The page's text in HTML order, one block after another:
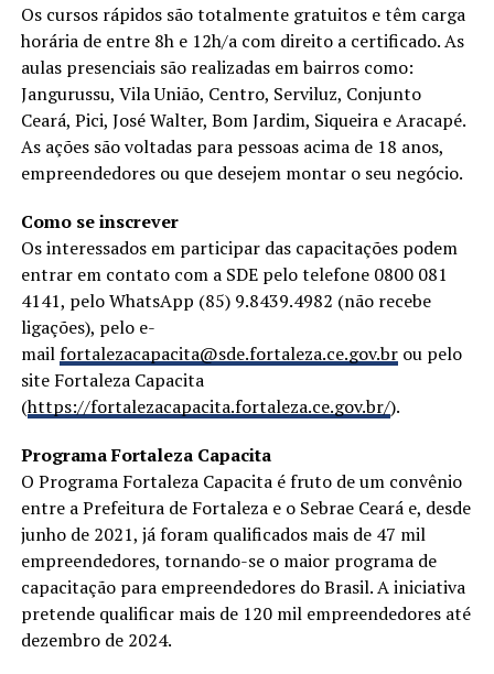
Os cursos rápidos são totalmente gratuitos e têm carga
horária de entre 8h e 12h/a com direito a certificado. As
aulas presenciais são realizadas em bairros como:
Jangurussu, Vila União, Centro, Serviluz, Conjunto
Ceará, Pici, José Walter, Bom Jardim, Siqueira e Aracapé.
As ações são voltadas para pessoas acima de 18 anos,
empreendedores ou que desejem montar o seu negócio.
Como se inscrever
Os interessados em participar das capacitações podem
entrar em contato com a SDE pelo telefone 0800 081
4141, pelo WhatsApp (85) 9.8439.4982 (não recebe
ligações), pelo e-
mailfortalezacapacita@sde.fortaleza.ce.gov.brou pelo
site Fortaleza Capacita
(https://fortalezacapacita.fortaleza.ce.gov.br/).
Programa Fortaleza Capacita
O Programa Fortaleza Capacita é fruto de um convênio
entre a Prefeitura de Fortaleza e o Sebrae Ceará e, desde
junho de 2021, já foram qualificados mais de 47 mil
empreendedores, tornando-se o maior programa de
capacitação para empreendedores do Brasil. A iniciativa
pretende qualificar mais de 120 mil empreendedores até
dezembro de 2024.